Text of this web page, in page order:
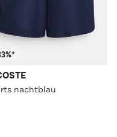
nachtblau